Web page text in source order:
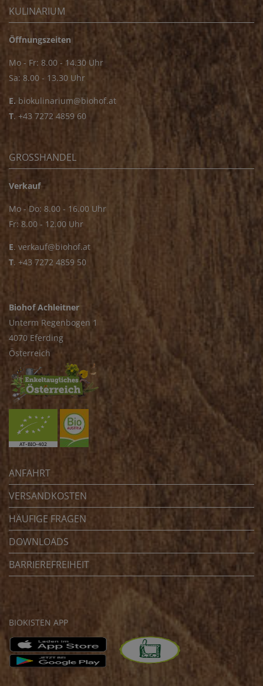
KULINARIUM
Öffnungszeiten
Mo - Fr: 8.00 - 14.30 Uhr
Sa: 8.00 - 13.30 Uhr
E. biokulinarium@biohof.at
T. +43 7272 4859 60
GROSSHANDEL
Verkauf
Mo - Do: 8.00 - 16.00 Uhr
Fr: 8.00 - 12.00 Uhr
E. verkauf@biohof.at
T. +43 7272 4859 50
Biohof Achleitner
Unterm Regenbogen 1
4070 Eferding
Österreich
ANFAHRT
VERSANDKOSTEN
HÄUFIGE FRAGEN
DOWNLOADS
BARRIEREFREIHEIT
BIOKISTEN APP